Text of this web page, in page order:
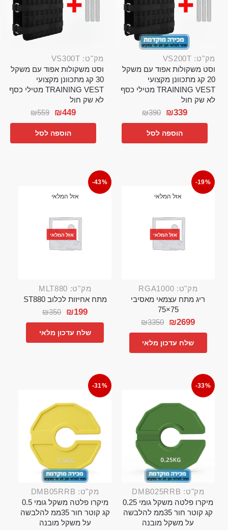
מק"ט: VS200T
וסט משקולות אפוד עם משקל
20 קג מתכוונן מקצועי
TRAINING VEST מטילי כסף
לא שק חול
₪390 ₪339
הוספה לסל
מק"ט: VS300T
וסט משקולות אפוד עם משקל
30 קג מתכוונן מקצועי
TRAINING VEST מטילי כסף
לא שק חול
₪559 ₪449
הוספה לסל
-19%
אזל המלאי
אזל המלאי
מק"ט: RGA1000
ריג מתח עצמאי מאסיבי
75×75
₪3350 ₪2699
שלח עדכון מלאי
-43%
אזל המלאי
אזל המלאי
מק"ט: MLT880
מתח אחיזות לכלוב ST880
₪350 ₪199
שלח עדכון מלאי
-33%
מק"ט: DMB025RRB
מיקרו פלטה משקל גומי 0.25
קג קוטר חור 35ממ להלבשה
על משקל מובנה
-31%
מק"ט: DMB05RRB
מיקרו פלטה משקל גומי 0.5
קג קוטר חור 35ממ להלבשה
על משקל מובנה